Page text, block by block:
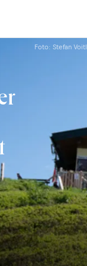
Foto: Stefan Voitl